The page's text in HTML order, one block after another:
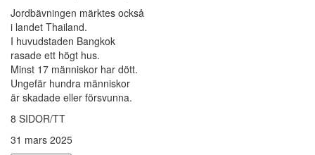
Jordbävningen märktes också
i landet Thailand.
I huvudstaden Bangkok
rasade ett högt hus.
Minst 17 människor har dött.
Ungefär hundra människor
är skadade eller försvunna.
8 SIDOR/TT
31 mars 2025